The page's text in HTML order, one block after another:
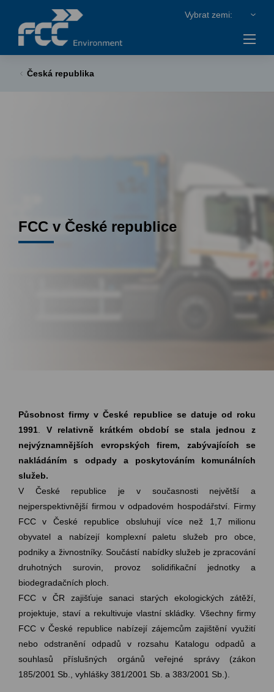
Česká republika
FCC v České republice
Působnost firmy v České republice se datuje od roku
1991. V relativně krátkém období se stala jednou z
nejvýznamnějších evropských firem, zabývajících se
nakládáním s odpady a poskytováním komunálních
služeb.
V České republice je v současnosti největší a
nejperspektivnější firmou v odpadovém hospodářství. Firmy
FCC v České republice obsluhují více než 1,7 milionu
obyvatel a nabízejí komplexní paletu služeb pro obce,
podniky a živnostníky. Součástí nabídky služeb je zpracování
druhotných surovin, provoz solidifikační jednotky a
biodegradačních ploch.
FCC v ČR zajišťuje sanaci starých ekologických zátěží,
projektuje, staví a rekultivuje vlastní skládky. Všechny firmy
FCC v České republice nabízejí zájemcům zajištění využití
nebo odstranění odpadů v rozsahu Katalogu odpadů a
souhlasů příslušných orgánů veřejné správy (zákon
185/2001 Sb., vyhlášky 381/2001 Sb. a 383/2001 Sb.).